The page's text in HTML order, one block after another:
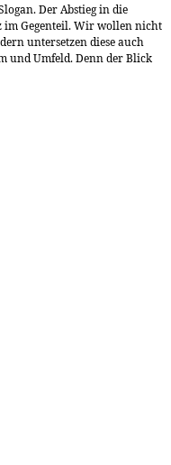
Der Abstieg in die
im Gegenteil. Wir wollen nicht
untersetzen diese auch
und Umfeld. Denn der Blick